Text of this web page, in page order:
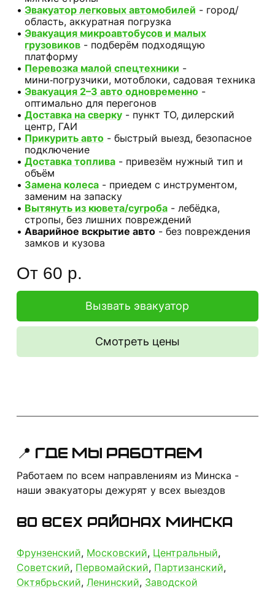
Эвакуатор легковых автомобилей - город/
область, аккуратная погрузка
Эвакуация микроавтобусов и малых
грузовиков- подберём подходящую
платформу
Перевозка малой спецтехники -
мини‑погрузчики, мотоблоки, садовая техника
Эвакуация 2–3 авто одновременно-
оптимально для перегонов
Доставка на сверку- пункт ТО, дилерский
центр, ГАИ
Прикурить авто- быстрый выезд, безопасное
подключение
Доставка топлива- привезём нужный тип и
объём
Замена колеса- приедем с инструментом,
заменим на запаску
Вытянуть из кювета/сугроба- лебёдка,
стропы, без лишних повреждений
Аварийное вскрытие авто- без повреждения
замков и кузова
От 60 р.
Вызвать эвакуатор
Смотреть цены
📍 ГДЕ МЫ РАБОТАЕМ
Работаем по всем направлениям из Минска -
наши эвакуаторы дежурят у всех выездов
Во всех районах Минска
Фрунзенский, Московский, Центральный,
Советский, Первомайский, Партизанский,
Октябрьский, Ленинский, Заводской